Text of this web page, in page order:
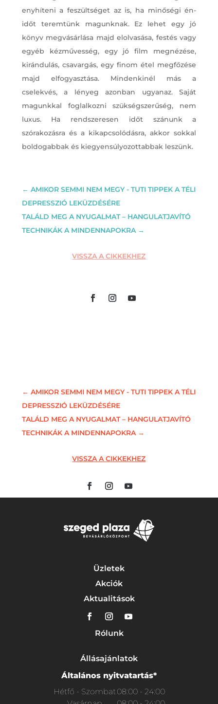
enyhíteni a feszültséget az is, ha minőségi én-
időt teremtünk magunknak. Ez lehet egy jó
könyv megvásárlása majd elolvasása, festés vagy
egyéb kézművesség, egy jó film megnézése,
kirándulás, csavargás, egy finom étel megfőzése
majd elfogyasztása. Mindenkinél más a
cselekvés, a lényeg azonban ugyanaz. Saját
magunkkal foglalkozni szükségszerűség, nem
luxus. Ha rendszeresen időt szánunk a
szórakozásra és a kikapcsolódásra, akkor sokkal
boldogabbak és kiegyensúlyozottabbak leszünk.
← AMIKOR SEMMI NEM MEGY - TUTI TIPPEK A TÉLI
DEPRESSZIÓ LEKÜZDÉSÉRE
TALÁLD MEG A NYUGALMAT – HANGULATJAVÍTÓ
TECHNIKÁK A MINDENNAPOKRA→
VISSZA A CIKKEKHEZ
← AMIKOR SEMMI NEM MEGY - TUTI TIPPEK A TÉLI
DEPRESSZIÓ LEKÜZDÉSÉRE
TALÁLD MEG A NYUGALMAT – HANGULATJAVÍTÓ
TECHNIKÁK A MINDENNAPOKRA→
VISSZA A CIKKEKHEZ
Üzletek
Akciók
Aktualitások
Rólunk
Állásajánlatok
Általános nyitvatartás*
Hétfő - Szombat08:00 - 24:00